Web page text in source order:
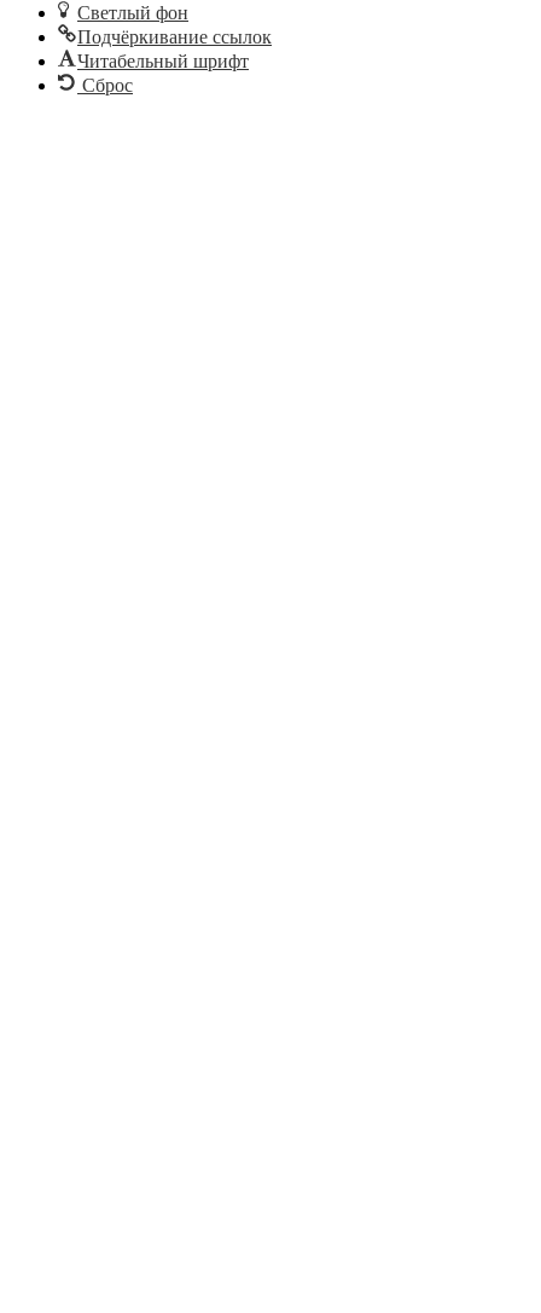
Светлый фон
Подчёркивание ссылок
Читабельный шрифт
Сброс